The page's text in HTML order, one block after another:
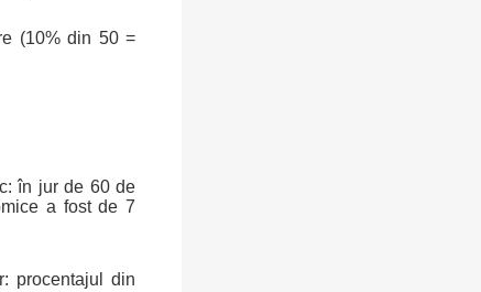
(10% din 50 =
în jur de 60 de
a fost de 7
procentajul din